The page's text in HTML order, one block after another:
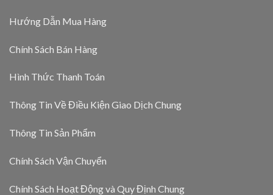
Hướng Dẫn Mua Hàng
Chính Sách Bán Hàng
Hình Thức Thanh Toán
Thông Tin Về Điều Kiện Giao Dịch Chung
Thông Tin Sản Phẩm
Chính Sách Vận Chuyển
Chính Sách Hoạt Động và Quy Định Chung